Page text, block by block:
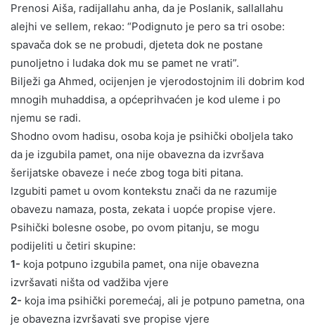
Prenosi Aiša, radijallahu anha, da je Poslanik, sallallahu
alejhi ve sellem, rekao: “Podignuto je pero sa tri osobe:
spavača dok se ne probudi, djeteta dok ne postane
punoljetno i ludaka dok mu se pamet ne vrati”.
Bilježi ga Ahmed, ocijenjen je vjerodostojnim ili dobrim kod
mnogih muhaddisa, a općeprihvaćen je kod uleme i po
njemu se radi.
Shodno ovom hadisu, osoba koja je psihički oboljela tako
da je izgubila pamet, ona nije obavezna da izvršava
šerijatske obaveze i neće zbog toga biti pitana.
Izgubiti pamet u ovom kontekstu znači da ne razumije
obavezu namaza, posta, zekata i uopće propise vjere.
Psihički bolesne osobe, po ovom pitanju, se mogu
podijeliti u četiri skupine:
1- koja potpuno izgubila pamet, ona nije obavezna
izvršavati ništa od vadžiba vjere
2- koja ima psihički poremećaj, ali je potpuno pametna, ona
je obavezna izvršavati sve propise vjere